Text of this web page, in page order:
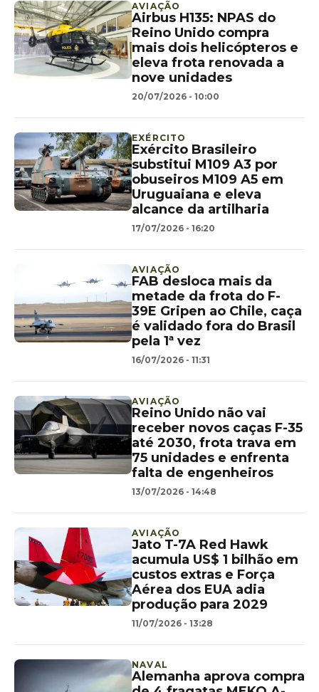
AVIAÇÃO
Airbus H135: NPAS do
Reino Unido compra
mais dois helicópteros e
eleva frota renovada a
nove unidades
20/07/2026 - 10:00
EXÉRCITO
Exército Brasileiro
substitui M109 A3 por
obuseiros M109 A5 em
Uruguaiana e eleva
alcance da artilharia
17/07/2026 - 16:20
AVIAÇÃO
FAB desloca mais da
metade da frota do F-
39E Gripen ao Chile, caça
é validado fora do Brasil
pela 1ª vez
16/07/2026 - 11:31
AVIAÇÃO
Reino Unido não vai
receber novos caças F-35
até 2030, frota trava em
75 unidades e enfrenta
falta de engenheiros
13/07/2026 - 14:48
AVIAÇÃO
Jato T-7A Red Hawk
acumula US$ 1 bilhão em
custos extras e Força
Aérea dos EUA adia
produção para 2029
11/07/2026 - 13:28
NAVAL
Alemanha aprova compra